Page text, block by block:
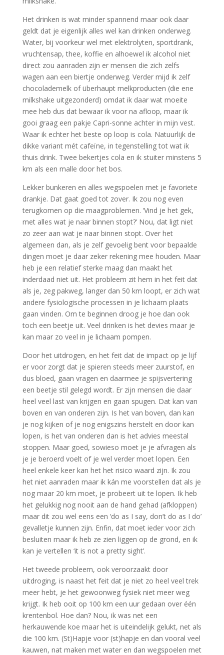
Het drinken is wat minder spannend maar ook daar
geldt dat je eigenlijk alles wel kan drinken onderweg.
Water, bij voorkeur wel met elektrolyten, sportdrank,
vruchtensap, thee, koffie en alhoewel ik alcohol niet
direct zou aanraden zijn er mensen die zich zelfs
wagen aan een biertje onderweg. Verder mijd ik zelf
chocolademelk of überhaupt melkproducten (die ene
milkshake uitgezonderd) omdat ik daar wat moeite
mee heb dus dat bewaar ik voor na afloop, maar ik
gooi graag een pakje Capri-sonne achter in mijn vest.
Waar ik echter het beste op loop is cola. Natuurlijk de
dikke variant mét cafeïne, in tegenstelling tot wat ik
thuis drink. Twee bekertjes cola en ik stuiter minstens 5
km als een malle door het bos.
Lekker bunkeren en alles wegspoelen met je favoriete
drankje. Dat gaat goed tot zover. Ik zou nog even
terugkomen op die maagproblemen. ‘Vind je het gek,
met alles wat je naar binnen stopt?’ Nou, dat ligt niet
zo zeer aan wat je naar binnen stopt. Over het
algemeen dan, als je zelf gevoelig bent voor bepaalde
dingen moet je daar zeker rekening mee houden. Maar
heb je een relatief sterke maag dan maakt het
inderdaad niet uit. Het probleem zit hem in het feit dat
als je, zeg pakweg, langer dan 50 km loopt, er zich wat
andere fysiologische processen in je lichaam plaats
gaan vinden. Om te beginnen droog je hoe dan ook
toch een beetje uit. Veel drinken is het devies maar je
kan maar zo veel in je lichaam pompen.
Door het uitdrogen, en het feit dat de impact op je lijf
er voor zorgt dat je spieren steeds meer zuurstof, en
dus bloed, gaan vragen en daarmee je spijsvertering
een beetje stil gelegd wordt. Er zijn mensen die daar
heel veel last van krijgen en gaan spugen. Dat kan van
boven en van onderen zijn. Is het van boven, dan kan
je nog kijken of je nog enigszins herstelt en door kan
lopen, is het van onderen dan is het advies meestal
stoppen. Maar goed, sowieso moet je je afvragen als
je je beroerd voelt of je wel verder moet lopen. Een
heel enkele keer kan het het risico waard zijn. Ik zou
het niet aanraden maar ik kán me voorstellen dat als je
nog maar 20 km moet, je probeert uit te lopen. Ik heb
het gelukkig nog nooit aan de hand gehad (afkloppen)
maar dit zou wel eens een ‘do as I say, don’t do as I do’
gevalletje kunnen zijn. Enfin, dat moet ieder voor zich
besluiten maar ik heb ze zien liggen op de grond, en ik
kan je vertellen ‘it is not a pretty sight’.
Het tweede probleem, ook veroorzaakt door
uitdroging, is naast het feit dat je niet zo heel veel trek
meer hebt, je het gewoonweg fysiek niet meer weg
krijgt. Ik heb ooit op 100 km een uur gedaan over één
krentenbol. Hoe dan? Nou, ik was net een
herkauwende koe maar het is uiteindelijk gelukt, net als
die 100 km. (St)Hapje voor (st)hapje en dan vooral veel
kauwen, nat maken met water en dan wegspoelen met